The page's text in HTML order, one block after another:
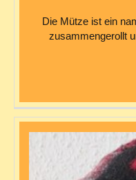
Die Mütze ist ein
zusammengerollt